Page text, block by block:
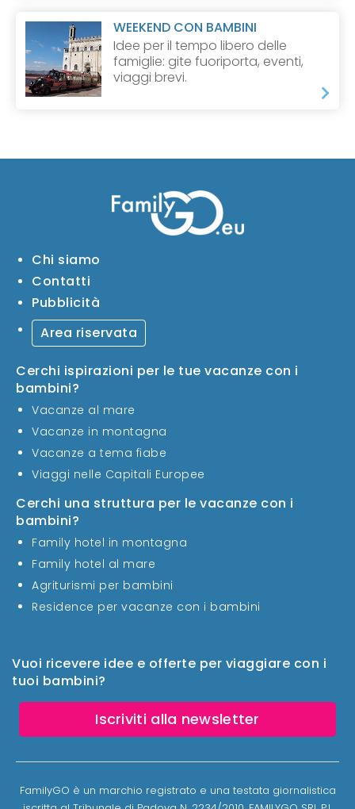
WEEKEND CON BAMBINI
Idee per il tempo libero delle
famiglie: gite fuoriporta, eventi,
viaggi brevi.
Vuoi ricevere idee e offerte per viaggiare con i
tuoi bambini?
Iscriviti alla newsletter
Chi siamo
Contatti
Pubblicità
Area riservata
Cerchi ispirazioni per le tue vacanze con i
bambini?
Vacanze al mare
Vacanze in montagna
Vacanze a tema fiabe
Viaggi nelle Capitali Europee
Cerchi una struttura per le vacanze con i
bambini?
Family hotel in montagna
Family hotel al mare
Agriturismi per bambini
Residence per vacanze con i bambini
FamilyGO è un marchio registrato e una testata giornalistica